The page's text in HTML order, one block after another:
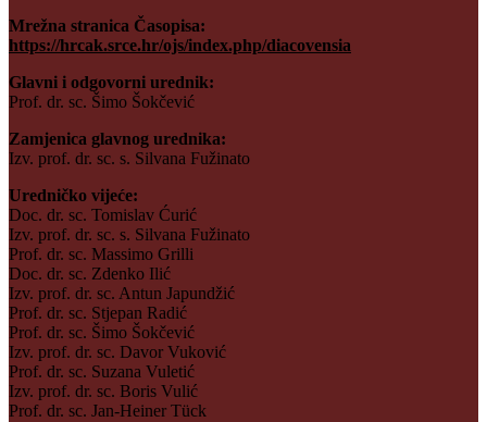
Mrežna stranica Časopisa:
https://hrcak.srce.hr/ojs/index.php/diacovensia
Glavni i odgovorni urednik:
Prof. dr. sc. Šimo Šokčević
Zamjenica glavnog urednika:
Izv. prof. dr. sc. s. Silvana Fužinato
Uredničko vijeće:
Doc. dr. sc. Tomislav Ćurić
Izv. prof. dr. sc. s. Silvana Fužinato
Prof. dr. sc. Massimo Grilli
Doc. dr. sc. Zdenko Ilić
Izv. prof. dr. sc. Antun Japundžić
Prof. dr. sc. Stjepan Radić
Prof. dr. sc. Šimo Šokčević
Izv. prof. dr. sc. Davor Vuković
Prof. dr. sc. Suzana Vuletić
Izv. prof. dr. sc. Boris Vulić
Prof. dr. sc. Jan-Heiner Tück